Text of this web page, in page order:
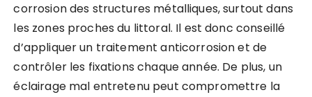
corrosion des structures métalliques, surtout dans
les zones proches du littoral. Il est donc conseillé
d’appliquer un traitement anticorrosion et de
contrôler les fixations chaque année. De plus, un
éclairage mal entretenu peut compromettre la